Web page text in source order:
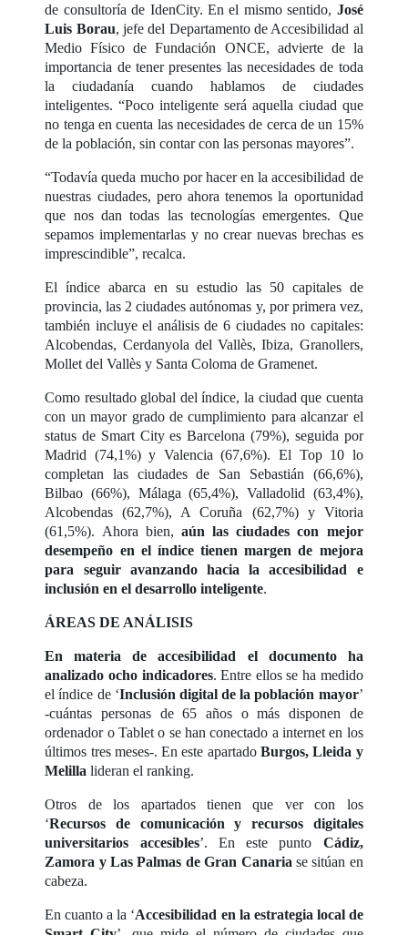
de consultoría de IdenCity. En el mismo sentido, José
Luis Borau, jefe del Departamento de Accesibilidad al
Medio Físico de Fundación ONCE, advierte de la
importancia de tener presentes las necesidades de toda
la ciudadanía cuando hablamos de ciudades
inteligentes. “Poco inteligente será aquella ciudad que
no tenga en cuenta las necesidades de cerca de un 15%
de la población, sin contar con las personas mayores”.
“Todavía queda mucho por hacer en la accesibilidad de
nuestras ciudades, pero ahora tenemos la oportunidad
que nos dan todas las tecnologías emergentes. Que
sepamos implementarlas y no crear nuevas brechas es
imprescindible”, recalca.
El índice abarca en su estudio las 50 capitales de
provincia, las 2 ciudades autónomas y, por primera vez,
también incluye el análisis de 6 ciudades no capitales:
Alcobendas, Cerdanyola del Vallès, Ibiza, Granollers,
Mollet del Vallès y Santa Coloma de Gramenet.
Como resultado global del índice, la ciudad que cuenta
con un mayor grado de cumplimiento para alcanzar el
status de Smart City es Barcelona (79%), seguida por
Madrid (74,1%) y Valencia (67,6%). El Top 10 lo
completan las ciudades de San Sebastián (66,6%),
Bilbao (66%), Málaga (65,4%), Valladolid (63,4%),
Alcobendas (62,7%), A Coruña (62,7%) y Vitoria
(61,5%). Ahora bien, aún las ciudades con mejor
desempeño en el índice tienen margen de mejora
para seguir avanzando hacia la accesibilidad e
inclusión en el desarrollo inteligente.
ÁREAS DE ANÁLISIS
En materia de accesibilidad el documento ha
analizado ocho indicadores. Entre ellos se ha medido
el índice de ‘Inclusión digital de la población mayor’
-cuántas personas de 65 años o más disponen de
ordenador o Tablet o se han conectado a internet en los
últimos tres meses-. En este apartadoBurgos, Lleida y
Melilla lideran el ranking.
Otros de los apartados tienen que ver con los
‘Recursos de comunicación y recursos digitales
universitarios accesibles’. En este punto Cádiz,
Zamora y Las Palmas de Gran Canaria se sitúan en
cabeza.
En cuanto a la ‘Accesibilidad en la estrategia local de